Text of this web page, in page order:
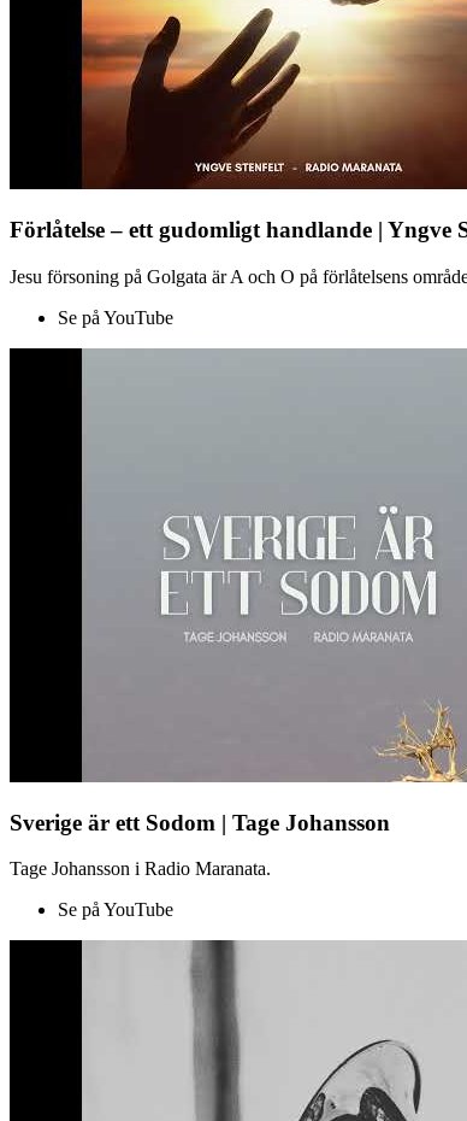
Förlåtelse – ett gudomligt handlande | Yngve
Jesu försoning på Golgata är A och O på förlåtelsens
Se på YouTube
Sverige är ett Sodom | Tage Johansson
Tage Johansson i Radio Maranata.
Se på YouTube